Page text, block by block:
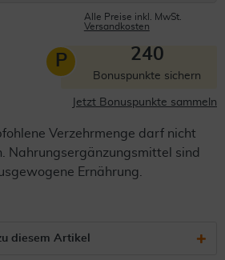
Alle Preise inkl. MwSt.
Versandkosten
P 240
Bonuspunkte sichern
Jetzt Bonuspunkte sammeln
Verzehrmenge darf nicht
Nahrungsergänzungsmittel sind
Ernährung.
diesem Artikel